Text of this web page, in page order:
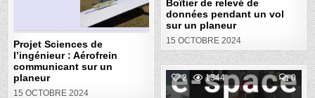
Boîtier de relevé de
données pendant un vol
sur un planeur
15 OCTOBRE 2024
COMMUNICANT
SUR
UN
PLANEUR
Projet Sciences de
l’ingénieur : Aérofrein
communicant sur un
planeur
15 OCTOBRE 2024
2 1344 0
ON